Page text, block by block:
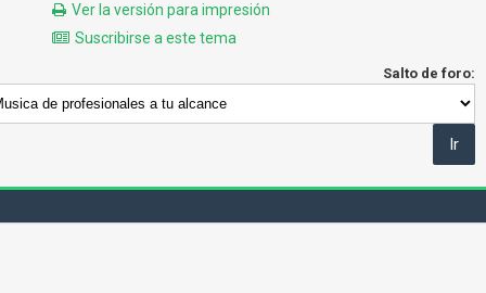
Ver la versión para impresión
Suscribirse a este tema
Salto de foro: